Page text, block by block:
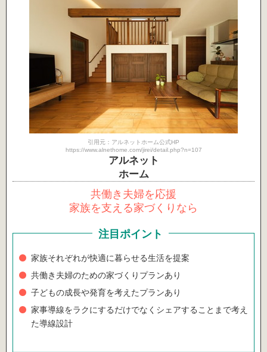
引用元：アルネットホーム公式HP
https://www.alnethome.com/jirei/detail.php?n=107
アルネット
ホーム
共働き夫婦を応援
家族を支える家づくりなら
注目ポイント
家族それぞれが快適に暮らせる生活を提案
共働き夫婦のための家づくりプランあり
子どもの成長や発育を考えたプランあり
家事導線をラクにするだけでなくシェアすることまで考え
た導線設計